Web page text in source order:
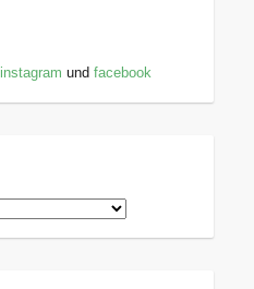
instagram undfacebook